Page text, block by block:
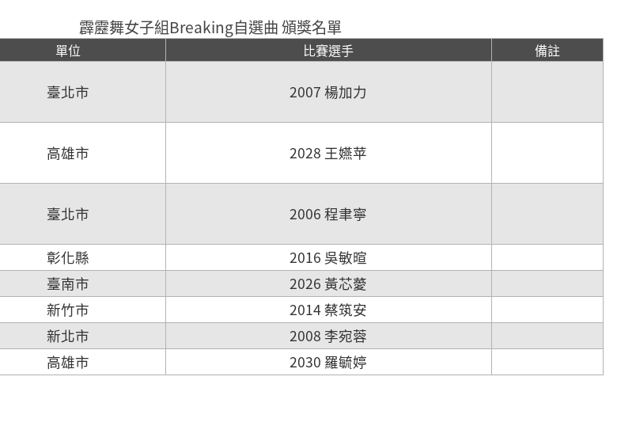
霹靂舞女子組Breaking自選曲 頒獎名單
單位 比賽選手 備註
臺北市 2007 楊加力
高雄市 2028 王嬿苹
臺北市 2006 程聿寧
彰化縣
2016 吳敏暄
臺南市
2026 黃芯薆
新竹市
2014 蔡筑安
新北市
2008 李宛蓉
高雄市 2030 羅毓婷